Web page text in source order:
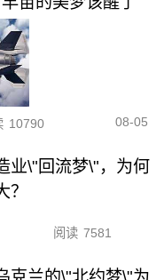
10790 08-05
业\"回流梦\"，为何
阅读 7581